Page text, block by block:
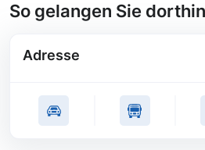
So gelangen Sie dorthin
Adresse